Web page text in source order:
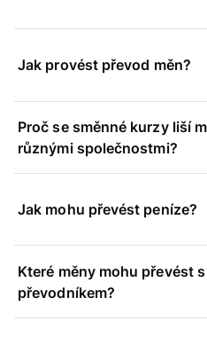
Jak provést převod měn?
Proč se směnné kurzy liší
různými společnostmi?
Jak mohu převést peníze?
Které měny mohu převést
převodníkem?